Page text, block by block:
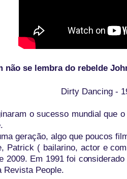
não se lembra do rebelde
Dirty Dancing -
o sucesso mundial que
geração, algo que poucos
Patrick ( bailarino, actor e
2009. Em 1991 foi
Revista People.